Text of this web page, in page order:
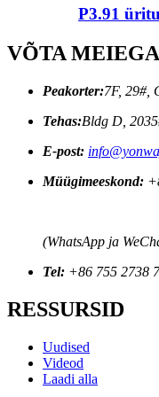
P3.91
VÕTA
Peakorter:7F, 29#,
Tehas:Bldg D,
E-post:
Müügimeeskond:
(WhatsApp ja
Tel: +86 755 2738
RESSURSID
Uudised
Videod
Laadi alla